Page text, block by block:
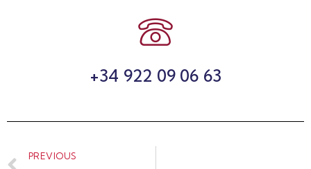
+34 922 09 06 63
PREVIOUS